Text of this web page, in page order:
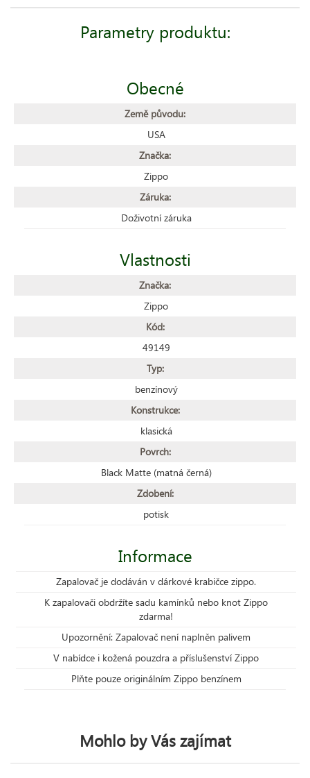
Parametry produktu:
Obecné
Země původu:
USA
Značka:
Zippo
Záruka:
Doživotní záruka
Vlastnosti
Značka:
Zippo
Kód:
49149
Typ:
benzínový
Konstrukce:
klasická
Povrch:
Black Matte (matná černá)
Zdobení:
potisk
Informace
Zapalovač je dodáván v dárkové krabičce zippo.
K zapalovači obdržíte sadu kamínků nebo knot Zippo
zdarma!
Upozornění: Zapalovač není naplněn palivem
V nabídce i kožená pouzdra a příslušenství Zippo
Plňte pouze originálním Zippo benzínem
Mohlo by Vás zajímat